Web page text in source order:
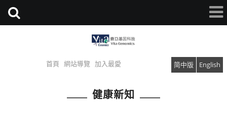
首頁 網站導覽 加入最愛 简中版 English
健康新知